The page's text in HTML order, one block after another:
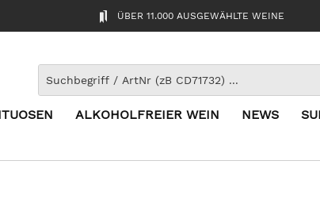
ÜBER 11.000 AUSGEWÄHLTE WEINE
ALKOHOLFREIER WEIN NEWS